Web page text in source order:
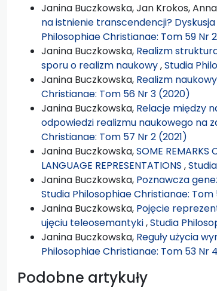
Janina Buczkowska, Jan Krokos,
na istnienie transcendencji? Dyskusja
Philosophiae Christianae: Tom 59 Nr
Janina Buczkowska, Realizm
sporu o realizm naukowy,Studia
Janina Buczkowska, Realizm
Christianae: Tom 56 Nr 3 (2020)
Janina Buczkowska, Relacje między
odpowiedzi realizmu naukowego na
Christianae: Tom 57 Nr 2 (2021)
Janina Buczkowska,SOME REMARKS
LANGUAGE REPRESENTATIONS ,
Janina Buczkowska, Poznawcza
Studia Philosophiae Christianae: Tom
Janina Buczkowska, Pojęcie
ujęciu teleosemantyki,Studia
Janina Buczkowska, Reguły użycia
Philosophiae Christianae: Tom 53 Nr
Podobne artykuły